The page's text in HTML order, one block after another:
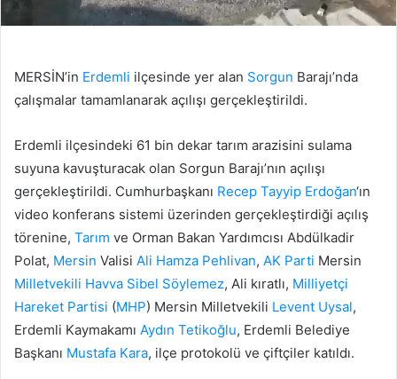
MERSİN’in Erdemli ilçesinde yer alan Sorgun Barajı’nda
çalışmalar tamamlanarak açılışı gerçekleştirildi.
Erdemli ilçesindeki 61 bin dekar tarım arazisini sulama
suyuna kavuşturacak olan Sorgun Barajı’nın açılışı
gerçekleştirildi. Cumhurbaşkanı Recep Tayyip Erdoğan‘ın
video konferans sistemi üzerinden gerçekleştirdiği açılış
törenine, Tarım ve Orman Bakan Yardımcısı Abdülkadir
Polat, Mersin Valisi Ali Hamza Pehlivan, AK Parti Mersin
Milletvekili Havva Sibel Söylemez, Ali kıratlı, Milliyetçi
Hareket Partisi (MHP) Mersin Milletvekili Levent Uysal,
Erdemli Kaymakamı Aydın Tetikoğlu, Erdemli Belediye
Başkanı Mustafa Kara, ilçe protokolü ve çiftçiler katıldı.